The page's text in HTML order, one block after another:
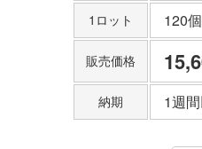
1ロット 120個
販売価格
納期 1週